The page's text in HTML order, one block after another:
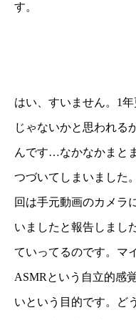
す。
はい、すいません。1
じゃないかと思われる
んです…なかなかまと
つづいてしまいました
回は手元動画のカメラ
いましたと報告しまし
ていってるのです。マ
ASMRという自立的感
いという目的です。ど